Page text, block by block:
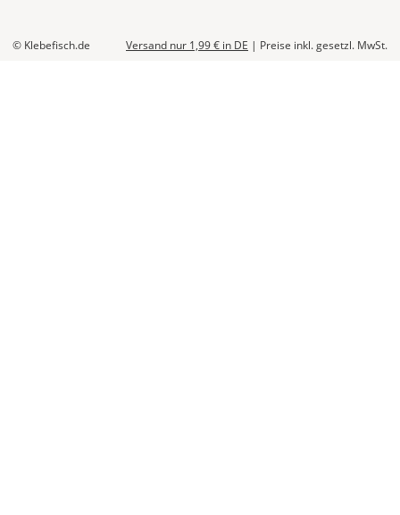
© Klebefisch.de Versand nur 1,99 € in DE | Preise inkl. gesetzl. MwSt.